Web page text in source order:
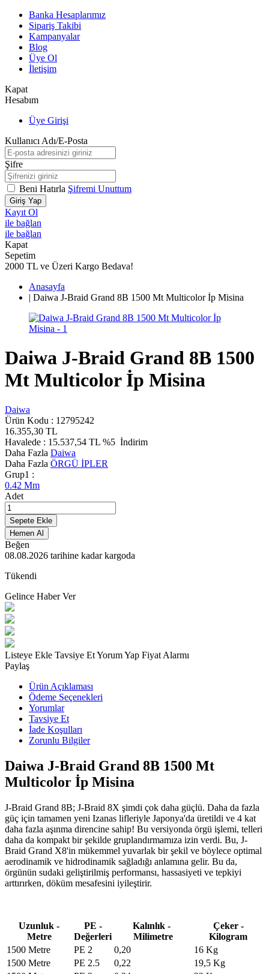
Banka Hesaplarımız
Sipariş Takibi
Kampanyalar
Blog
Üye Ol
İletişim
Kapat
Hesabım
Üye Girişi
Kullanıcı Adı/E-Posta
Şifre
Beni Hatırla Şifremi Unuttum
Giriş Yap
Kayıt Ol
ile bağlan
ile bağlan
Kapat
Sepetim
2000 TL ve Üzeri Kargo Bedava!
Anasayfa
| Daiwa J-Braid Grand 8B 1500 Mt Multicolor İp Misina
Daiwa J-Braid Grand 8B 1500
Mt Multicolor İp Misina
Daiwa
Ürün Kodu : 12795242
16.355,30 TL
Havalede : 15.537,54 TL %5 İndirim
Daha Fazla Daiwa
Daha Fazla ÖRGÜ İPLER
Grup1 :
0.42 Mm
Adet
Sepete Ekle
Hemen Al
Beğen
08.08.2026 tarihine kadar kargoda
Tükendi
Gelince Haber Ver
Listeye Ekle Tavsiye EtYorum Yap Fiyat Alarmı
Paylaş
Ürün Açıklaması
Ödeme Seçenekleri
Yorumlar
Tavsiye Et
İade Koşulları
Zorunlu Bilgiler
Daiwa J-Braid Grand 8B 1500 Mt
Multicolor İp Misina
J-Braid Grand 8B; J-Braid 8X şimdi çok daha güçlü. Daha da fazla
güç için tamamen yeni Izanas lifleriyle Japonya'da üretildi ve 4 kat
daha fazla aşınma direncine sahip! Bu versiyonda örgü işlemi, telleri
daha da kompakt bir şekilde gruplandırmamıza izin verdi. Bu, J-
Braid Grand X8'in mükemmel yuvarlak bir şekil ve böylece optimal
aerodinamik ve hidrodinamik sağladığı anlamına gelir. Bu da,
örgünün sudaki geliştirilmiş performansı, hassasiyeti ve tepkiyi
arttırırken, döküm mesafesini iyileştirir.
Uzunluk -
Metre
PE -
Değerleri
Kalınlık -
Milimetre
Çeker -
Kilogram
1500 Metre
PE 2 0,20
16 Kg
1500 Metre
PE 2.5 0,22
19,5 Kg